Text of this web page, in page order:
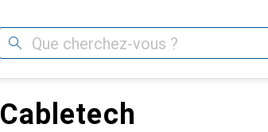
Recherche
Cabletech